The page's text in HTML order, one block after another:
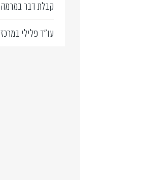
קבלת דבר במרמה
עו”ד פלילי במרכז